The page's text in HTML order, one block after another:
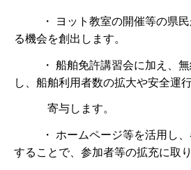
・ ヨット教室の開催等の県民
る機会を創出します。
・ 船舶免許講習会に加え、無
し、船舶利用者数の拡大や安全運
寄与します。
・ ホームページ等を活用し、
することで、参加者等の拡充に取り